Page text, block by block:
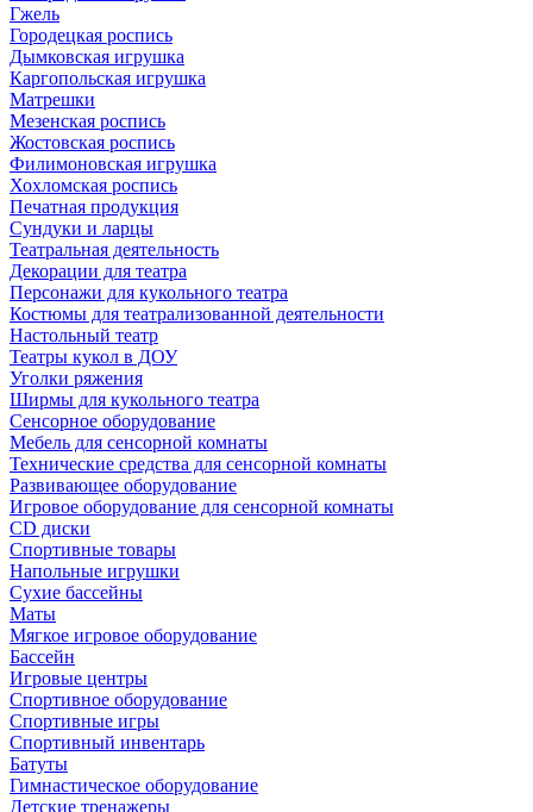
Гжель
Городецкая роспись
Дымковская игрушка
Каргопольская игрушка
Матрешки
Мезенская роспись
Жостовская роспись
Филимоновская игрушка
Хохломская роспись
Печатная продукция
Сундуки и ларцы
Театральная деятельность
Декорации для театра
Персонажи для кукольного театра
Костюмы для театрализованной деятельности
Настольный театр
Театры кукол в ДОУ
Уголки ряжения
Ширмы для кукольного театра
Сенсорное оборудование
Мебель для сенсорной комнаты
Технические средства для сенсорной комнаты
Развивающее оборудование
Игровое оборудование для сенсорной комнаты
CD диски
Спортивные товары
Напольные игрушки
Сухие бассейны
Маты
Мягкое игровое оборудование
Бассейн
Игровые центры
Спортивное оборудование
Спортивные игры
Спортивный инвентарь
Батуты
Гимнастическое оборудование
Детские тренажеры